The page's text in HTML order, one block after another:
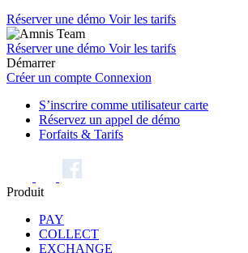
Réserver une démo Voir les tarifs
Réserver une démo Voir les tarifs
Démarrer
Créer un compte Connexion
S’inscrire comme utilisateur carte
Réservez un appel de démo
Forfaits & Tarifs
Produit
PAY
COLLECT
EXCHANGE